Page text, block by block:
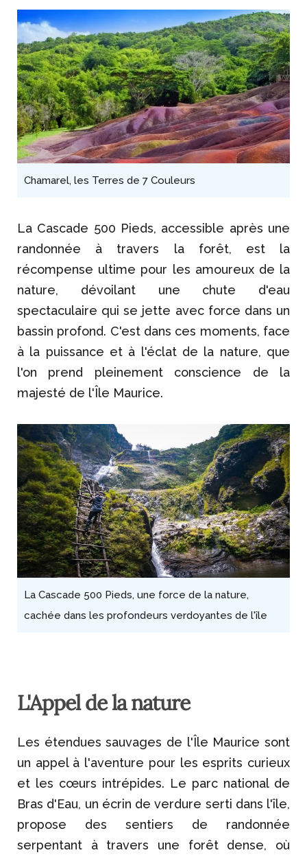
Chamarel, les Terres de 7 Couleurs
La Cascade 500 Pieds, accessible après une
randonnée à travers la forêt, est la
récompense ultime pour les amoureux de la
nature, dévoilant une chute d'eau
spectaculaire qui se jette avec force dans un
bassin profond. C'est dans ces moments, face
à la puissance et à l'éclat de la nature, que
l'on prend pleinement conscience de la
majesté de l'Île Maurice.
La Cascade 500 Pieds, une force de la nature,
cachée dans les profondeurs verdoyantes de l'île
L'Appel de la nature
Les étendues sauvages de l'Île Maurice sont
un appel à l'aventure pour les esprits curieux
et les cœurs intrépides. Le parc national de
Bras d'Eau, un écrin de verdure serti dans l'île,
propose des sentiers de randonnée
serpentant à travers une forêt dense, où